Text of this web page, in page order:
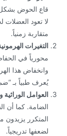
قاع الحوض
لا تعود العضلات
متقاربة زمنياً.
التغيرات
محورياً في
وانخفاض هذا
يُعرف طبياً بـ
العوامل الوراثية
الضامة. كما أن
المتكرر
لضعفها تدريجياً.